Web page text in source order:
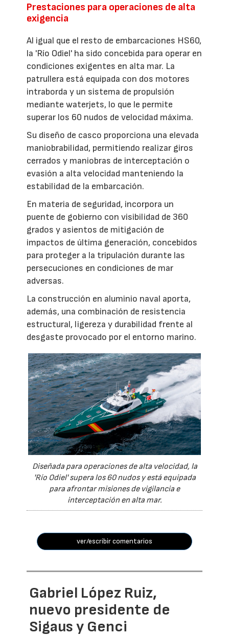
Prestaciones para operaciones de alta
exigencia
Al igual que el resto de embarcaciones HS60,
la 'Río Odiel' ha sido concebida para operar en
condiciones exigentes en alta mar. La
patrullera está equipada con dos motores
intraborda y un sistema de propulsión
mediante waterjets, lo que le permite
superar los 60 nudos de velocidad máxima.
Su diseño de casco proporciona una elevada
maniobrabilidad, permitiendo realizar giros
cerrados y maniobras de interceptación o
evasión a alta velocidad manteniendo la
estabilidad de la embarcación.
En materia de seguridad, incorpora un
puente de gobierno con visibilidad de 360
grados y asientos de mitigación de
impactos de última generación, concebidos
para proteger a la tripulación durante las
persecuciones en condiciones de mar
adversas.
La construcción en aluminio naval aporta,
además, una combinación de resistencia
estructural, ligereza y durabilidad frente al
desgaste provocado por el entorno marino.
Diseñada para operaciones de alta velocidad, la
'Río Odiel' supera los 60 nudos y está equipada
para afrontar misiones de vigilancia e
interceptación en alta mar.
ver/escribir comentarios
Gabriel López Ruiz,
nuevo presidente de
Sigaus y Genci